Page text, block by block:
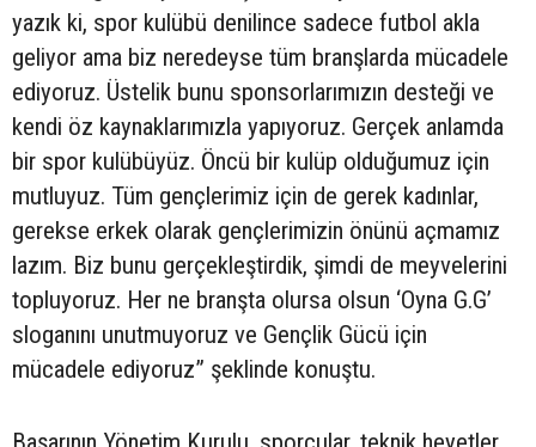
yazık ki, spor kulübü denilince sadece futbol akla
geliyor ama biz neredeyse tüm branşlarda mücadele
ediyoruz. Üstelik bunu sponsorlarımızın desteği ve
kendi öz kaynaklarımızla yapıyoruz. Gerçek anlamda
bir spor kulübüyüz. Öncü bir kulüp olduğumuz için
mutluyuz. Tüm gençlerimiz için de gerek kadınlar,
gerekse erkek olarak gençlerimizin önünü açmamız
lazım. Biz bunu gerçekleştirdik, şimdi de meyvelerini
topluyoruz. Her ne branşta olursa olsun ‘Oyna G.G’
sloganını unutmuyoruz ve Gençlik Gücü için
mücadele ediyoruz” şeklinde konuştu.